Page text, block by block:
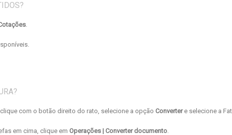
.
com o botão direito do rato, selecione a opção Convertere selecione a
em cima, clique em Operações | Converter documento.